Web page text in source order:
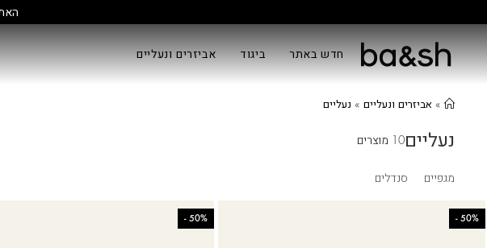
חדש באתר ביגוד אביזרים ונעליים
» אביזרים ונעליים » נעליים
נעליים10 מוצרים
מגפיים סנדלים
50%
-
50%
-